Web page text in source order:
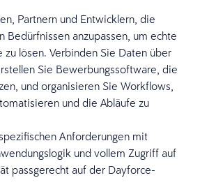
Partnern und Entwicklern, die
Bedürfnissen anzupassen, um echte
zu lösen. Verbinden Sie Daten über
Sie Bewerbungssoftware, die
und organisieren Sie Workflows,
und die Abläufe zu
Anforderungen mit
und vollem Zugriff auf
passgerecht auf der Dayforce-